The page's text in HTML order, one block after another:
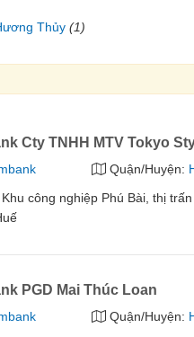
Thủy (1)
Cty TNHH MTV Tokyo
Quận/Huyện:
công nghiệp Phú Bài, thị
PGD Mai Thúc Loan
Quận/Huyện: